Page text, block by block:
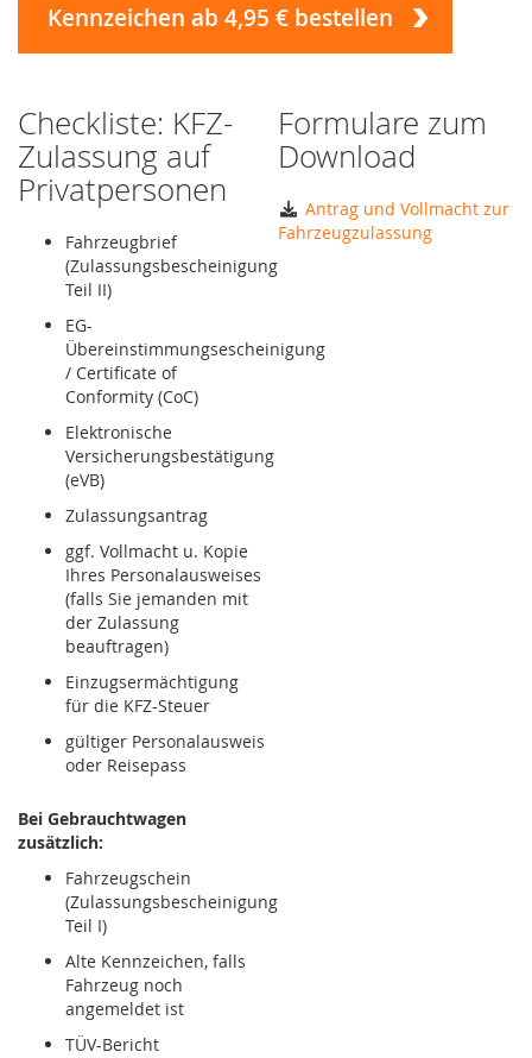
Kennzeichen ab 4,95 € bestellen
Checkliste: KFZ-
Zulassung auf
Privatpersonen
Fahrzeugbrief
(Zulassungsbescheinigung
Teil II)
EG-
Übereinstimmungsescheinigung
/ Certificate of
Conformity (CoC)
Elektronische
Versicherungsbestätigung
(eVB)
Zulassungsantrag
ggf. Vollmacht u. Kopie
Ihres Personalausweises
(falls Sie jemanden mit
der Zulassung
beauftragen)
Einzugsermächtigung
für die KFZ-Steuer
gültiger Personalausweis
oder Reisepass
Bei Gebrauchtwagen
zusätzlich:
Fahrzeugschein
(Zulassungsbescheinigung
Teil I)
Alte Kennzeichen, falls
Fahrzeug noch
angemeldet ist
TÜV-Bericht
Formulare zum
Download
Antrag und Vollmacht zur
Fahrzeugzulassung